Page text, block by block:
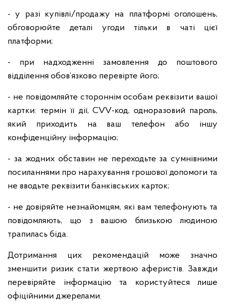
- у разі купівлі/продажу на платформі оголошень,
обговорюйте деталі угоди тільки в чаті цієї
платформи;
- при надходженні замовлення до поштового
відділення обов’язково перевірте його;
- не повідомляйте стороннім особам реквізити вашої
картки: термін її дії, CVV-код, одноразовий пароль,
який приходить на ваш телефон або іншу
конфіденційну інформацію;
- за жодних обставин не переходьте за сумнівними
посиланнями про нарахування грошової допомоги та
не вводьте реквізити банківських карток;
- не довіряйте незнайомцям, які вам телефонують та
повідомляють, що з вашою близькою людиною
трапилась біда.
Дотримання цих рекомендацій може значно
зменшити ризик стати жертвою аферистів. Завжди
перевіряйте інформацію та користуйтеся лише
офіційними джерелами.